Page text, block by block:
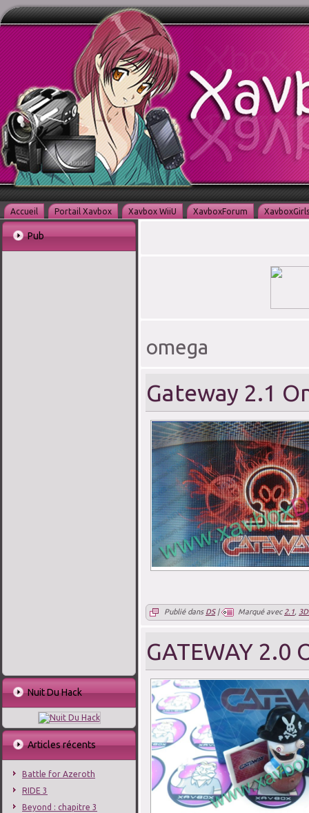
Accueil Portail Xavbox Xavbox WiiU XavboxForum XavboxGirls
Pub
Nuit Du Hack
Articles récents
Battle for Azeroth
RIDE 3
Beyond : chapitre 3
omega
Gateway 2.1
Publié dans DS| Marqué avec 2.1,
GATEWAY 2.0